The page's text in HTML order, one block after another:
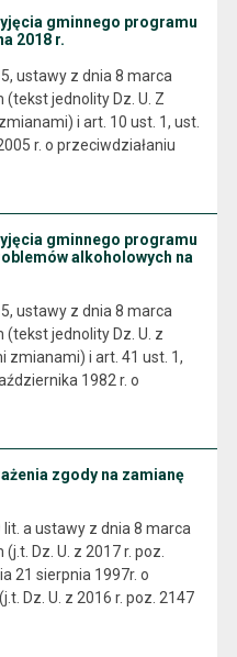
gminnego programu
2018 r.
ustawy z dnia 8 marca
jednolity Dz. U. Z
i art. 10 ust. 1, ust.
r. o przeciwdziałaniu
gminnego programu
alkoholowych na
ustawy z dnia 8 marca
jednolity Dz. U. z
zmianami) i art. 41 ust. 1,
1982 r. o
zgody na zamianę
a ustawy z dnia 8 marca
Dz. U. z 2017 r. poz.
21 sierpnia 1997r. o
Dz. U. z 2016 r. poz. 2147